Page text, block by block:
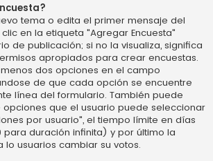
tema o edita el primer mensaje del
en la etiqueta "Agregar Encuesta"
de publicación; si no la visualiza, significa
apropiados para crear encuestas.
dos opciones en el campo
de que cada opción se encuentre
línea del formulario. También puede
que el usuario puede seleccionar
por usuario", el tiempo límite en días
duración infinita) y por último la
usuarios cambiar su votos.